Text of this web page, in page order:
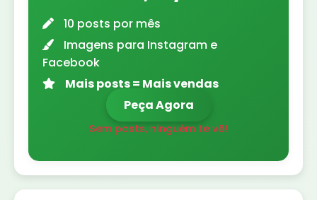
10 posts por mês
Imagens para Instagram e
Facebook
Mais posts = Mais vendas
Peça Agora
Sem posts, ninguém te vê!